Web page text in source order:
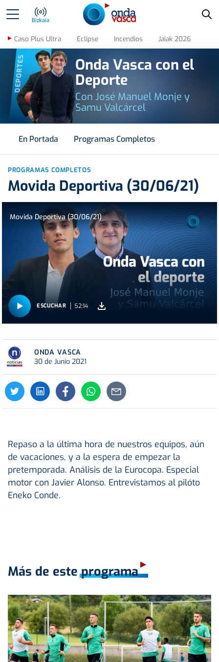
Bizkaia
Caso Plus Ultra Eclipse Incendios Jaiak 2026
DEPORTES
Onda Vasca con el
Deporte
Con José Manuel Monje y
Samu Valcárcel
En Portada Programas Completos
PROGRAMAS COMPLETOS
Movida Deportiva (30/06/21)
Movida Deportiva (30/06/21)
ESCUCHAR 52:14
ONDA VASCA
30 de Junio 2021
Repaso a la última hora de nuestros equipos, aún
de vacaciones, y a la espera de empezar la
pretemporada. Análisis de la Eurocopa. Especial
motor con Javier Alonso. Entrevistamos al pilóto
Eneko Conde.
Más de este programa